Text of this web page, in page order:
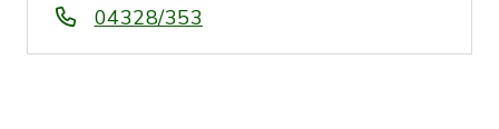
04328/353